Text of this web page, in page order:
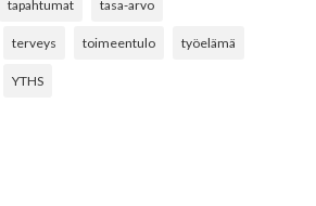
tapahtumat tasa-arvo
terveys toimeentulo työelämä
YTHS